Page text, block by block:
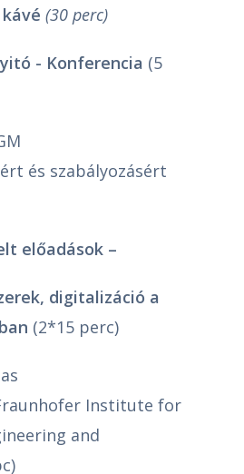
(30 perc)
- Konferencia (5
és szabályozásért
előadások –
digitalizáció a
(2*15 perc)
Institute for
and